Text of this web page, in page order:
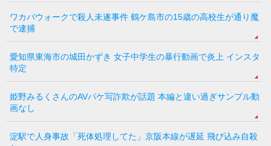
ワカバウォークで殺人未遂事件 鶴ケ島市の15歳の高校生が通り魔
で逮捕
愛知県東海市の城田かずき 女子中学生の暴行動画で炎上 インスタ
特定
姫野みるくさんのAVパケ写詐欺が話題 本編と違い過ぎサンプル動
画なし
淀駅で人身事故「死体処理してた」京阪本線が遅延 飛び込み自殺